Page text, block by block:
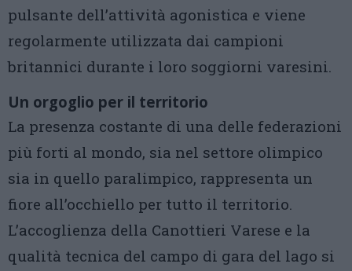
pulsante dell’attività agonistica e viene
regolarmente utilizzata dai campioni
britannici durante i loro soggiorni varesini.
Un orgoglio per il territorio
La presenza costante di una delle federazioni
più forti al mondo, sia nel settore olimpico
sia in quello paralimpico, rappresenta un
fiore all’occhiello per tutto il territorio.
L’accoglienza della Canottieri Varese e la
qualità tecnica del campo di gara del lago si